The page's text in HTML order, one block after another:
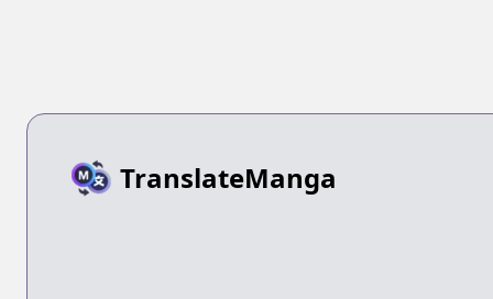
TranslateManga